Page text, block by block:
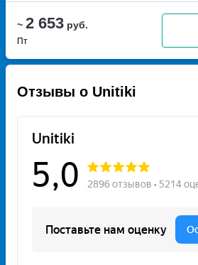
~ 2 653 руб.
Пт
Отзывы о Unitiki